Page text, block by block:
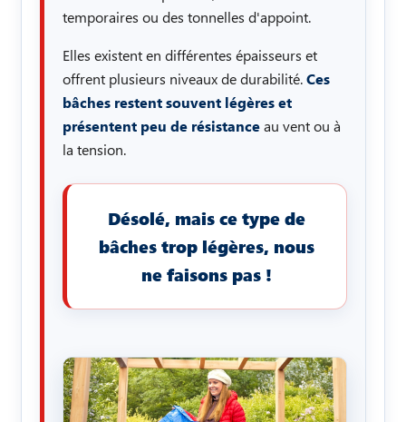
temporaires ou des tonnelles d'appoint.
Elles existent en différentes épaisseurs et
offrent plusieurs niveaux de durabilité.Ces
bâches restent souvent légères et
présentent peu de résistanceau vent ou à
la tension.
Désolé, mais ce type de
bâches trop légères, nous
ne faisons pas !